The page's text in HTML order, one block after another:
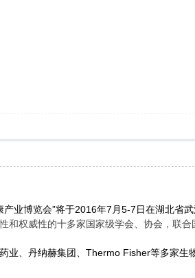
业博览会”将于2016年7月5-7日在湖北省
和权威性的十多家国家级学会、协会，联
业、丹纳赫集团、Thermo Fisher等多家生